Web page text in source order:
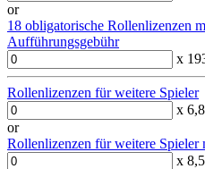
or
18 obligatorische Rollenlizenzen
Aufführungsgebühr
x
Rollenlizenzen für weitere Spieler
x
or
Rollenlizenzen für weitere Spieler
x